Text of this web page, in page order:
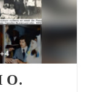
О.